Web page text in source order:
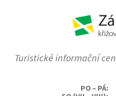
Turistické informační
PO – PÁ: